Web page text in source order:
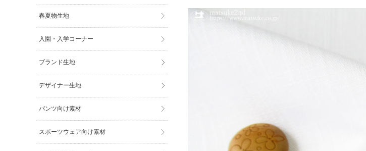
春夏物生地
入園・入学コーナー
ブランド生地
デザイナー生地
パンツ向け素材
スポーツウェア向け素材